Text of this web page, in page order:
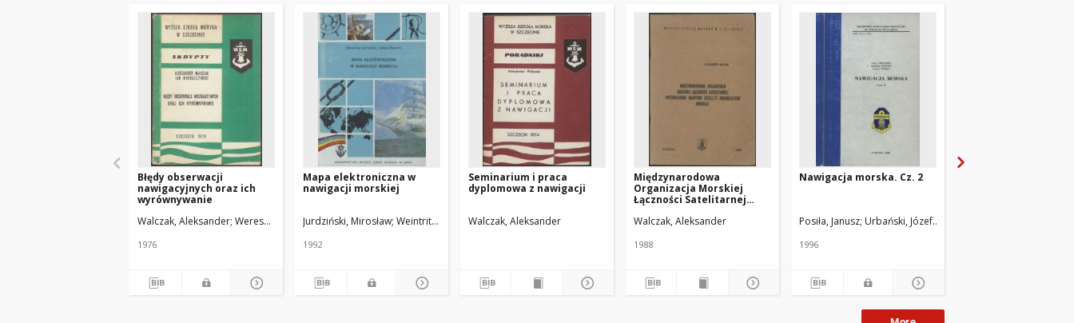
Błędy obserwacji
nawigacyjnych oraz ich
wyrównywanie
Walczak, Aleksander Wereszczyński, Jan
1976
Mapa elektroniczna w
nawigacji morskiej
Jurdziński, Mirosław Weintrit, Adam
1992
Seminarium i praca
dyplomowa z nawigacji
Walczak, Aleksander
Międzynarodowa
Organizacja Morskiej
Łączności Satelitarnej
Satellite Organization )
Walczak, Aleksander
1988
Nawigacja morska. Cz. 2
Posiła, Janusz Urbański, Józef
1996